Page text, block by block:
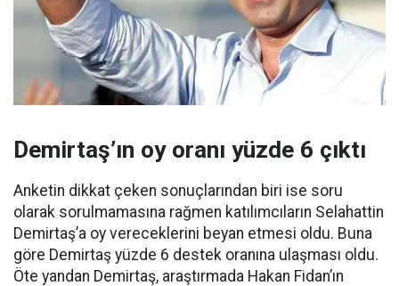
Demirtaş’ın oy oranı yüzde 6 çıktı
Anketin dikkat çeken sonuçlarından biri ise soru
olarak sorulmamasına rağmen katılımcıların Selahattin
Demirtaş’a oy vereceklerini beyan etmesi oldu. Buna
göre Demirtaş yüzde 6 destek oranına ulaşması oldu.
Öte yandan Demirtaş, araştırmada Hakan Fidan’ın